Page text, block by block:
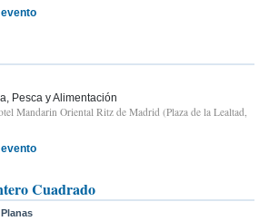
Pesca y Alimentación
Mandarin Oriental Ritz de Madrid (Plaza de la Lealtad,
Cuadrado